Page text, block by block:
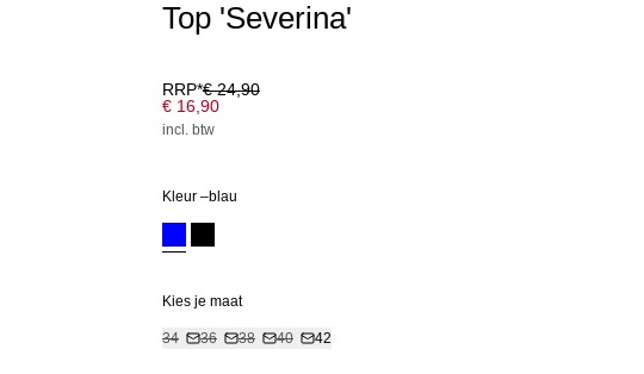
Top 'Severina'
RRP*€ 24,90
€ 16,90
incl. btw
Kleur –blau
Kies je maat
34 36 38 40 42